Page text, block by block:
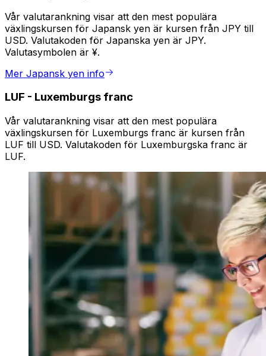
Vår valutarankning visar att den mest populära
växlingskursen för Japansk yen är kursen från JPY till
USD. Valutakoden för Japanska yen är JPY.
Valutasymbolen är ¥.
Mer Japansk yen info
LUF - Luxemburgs franc
Vår valutarankning visar att den mest populära
växlingskursen för Luxemburgs franc är kursen från
LUF till USD. Valutakoden för Luxemburgska franc är
LUF.